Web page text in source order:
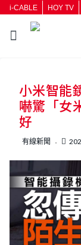
i-CABLE HOY TV
小米智能
嚇驚「女
好
有線新聞